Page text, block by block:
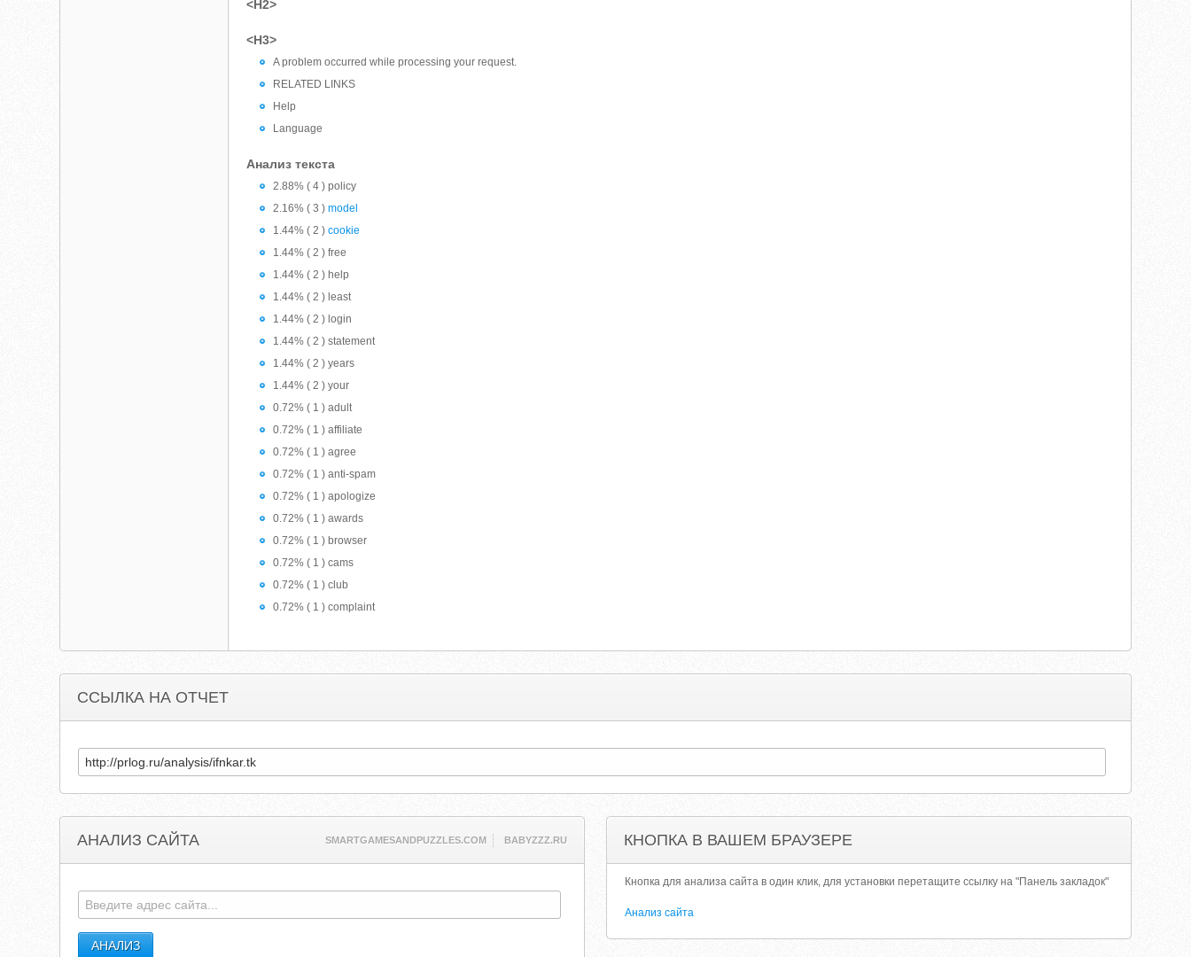
<H2>
<H3>
A problem occurred while processing your request.
RELATED LINKS
Help
Language
Анализ текста
2.88% ( 4 ) policy
2.16% ( 3 )model
1.44% ( 2 )cookie
1.44% ( 2 ) free
1.44% ( 2 ) help
1.44% ( 2 ) least
1.44% ( 2 ) login
1.44% ( 2 ) statement
1.44% ( 2 ) years
1.44% ( 2 ) your
0.72% ( 1 ) adult
0.72% ( 1 ) affiliate
0.72% ( 1 ) agree
0.72% ( 1 ) anti-spam
0.72% ( 1 ) apologize
0.72% ( 1 ) awards
0.72% ( 1 ) browser
0.72% ( 1 ) cams
0.72% ( 1 ) club
0.72% ( 1 ) complaint
ССЫЛКА НА ОТЧЕТ
АНАЛИЗ САЙТА SMARTGAMESANDPUZZLES.COM BABYZZZ.RU КНОПКА В ВАШЕМ БРАУЗЕРЕ
Кнопка для анализа сайта в один клик, для установки перетащите ссылку на "Панель закладок"
Анализ сайта